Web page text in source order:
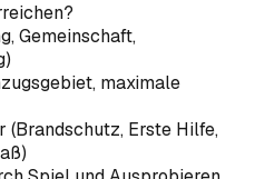
Gemeinschaft,
maximale
(Brandschutz, Erste Hilfe,